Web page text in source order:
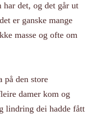
det, og det går ut
er ganske mange
masse og ofte om
på den store
damer kom og
lindring dei hadde fått